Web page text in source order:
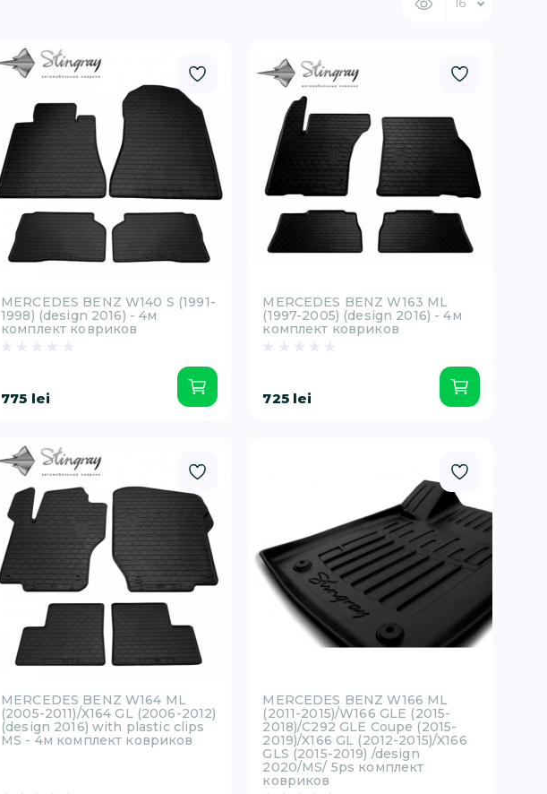
MERCEDES BENZ W140 S (1991-
1998) (design 2016) - 4м
комплект ковриков
775 lei
MERCEDES BENZ W163 ML
(1997-2005) (design 2016) - 4м
комплект ковриков
725 lei
MERCEDES BENZ W164 ML
(2005-2011)/X164 GL (2006-2012)
(design 2016) with plastic clips
MS - 4м комплект ковриков
MERCEDES BENZ W166 ML
(2011-2015)/W166 GLE (2015-
2018)/C292 GLE Coupe (2015-
2019)/X166 GL (2012-2015)/X166
GLS (2015-2019) /design
2020/MS/ 5ps комплект
ковриков